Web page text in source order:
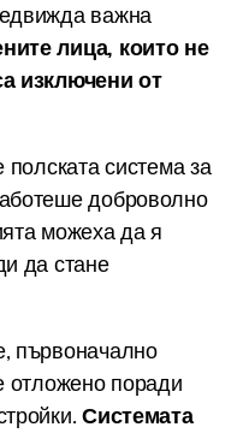
важна
лица, които не
изключени от
система за
доброволно
можеха да я
да стане
първоначално
отложено поради
Системата